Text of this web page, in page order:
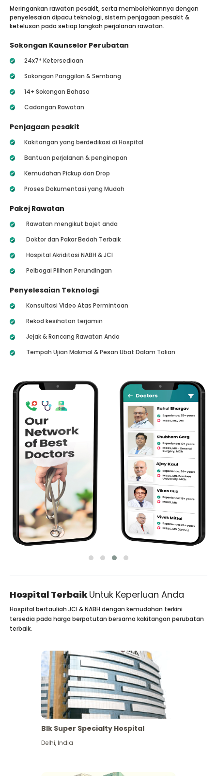
Meringankan rawatan pesakit, serta membolehkannya dengan
penyelesaian dipacu teknologi, sistem penjagaan pesakit &
ketelusan pada setiap langkah perjalanan rawatan.
Sokongan Kaunselor Perubatan
24x7* Ketersediaan
Sokongan Panggilan & Sembang
14+ Sokongan Bahasa
Cadangan Rawatan
Penjagaan pesakit
Kakitangan yang berdedikasi di Hospital
Bantuan perjalanan & penginapan
Kemudahan Pickup dan Drop
Proses Dokumentasi yang Mudah
Pakej Rawatan
Rawatan mengikut bajet anda
Doktor dan Pakar Bedah Terbaik
Hospital Akriditasi NABH & JCI
Pelbagai Pilihan Perundingan
Penyelesaian Teknologi
Konsultasi Video Atas Permintaan
Rekod kesihatan terjamin
Jejak & Rancang Rawatan Anda
Tempah Ujian Makmal & Pesan Ubat Dalam Talian
Hospital TerbaikUntuk Keperluan Anda
Hospital bertauliah JCI & NABH dengan kemudahan terkini
tersedia pada harga berpatutan bersama kakitangan perubatan
terbaik.
Blk Super Specialty Hospital
Delhi,India